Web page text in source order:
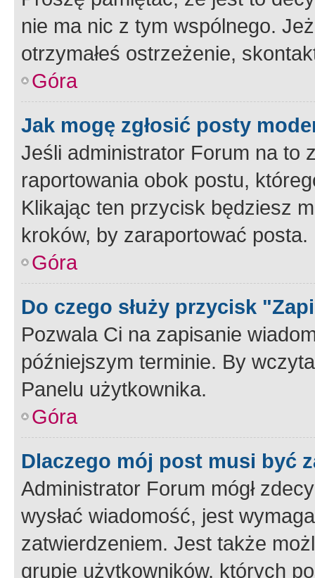
nie ma nic z tym wspólnego.
otrzymałeś ostrzeżenie,
Góra
Jak mogę zgłosić posty
Jeśli administrator Forum na to
raportowania obok postu,
Klikając ten przycisk będziesz
kroków, by zaraportować posta.
Góra
Do czego służy przycisk
Pozwala Ci na zapisanie
późniejszym terminie. By
Panelu użytkownika.
Góra
Dlaczego mój post musi być
Administrator Forum mógł
wysłać wiadomość, jest
zatwierdzeniem. Jest także
grupie użytkowników, których